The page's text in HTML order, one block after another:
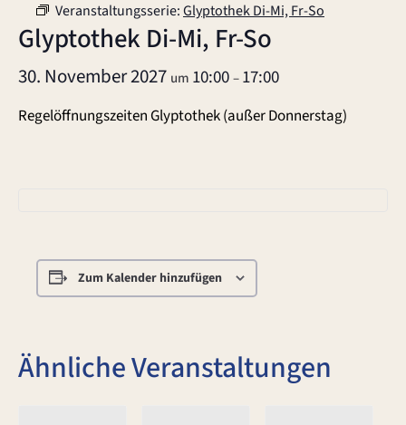
Veranstaltungsserie:Glyptothek Di-Mi, Fr-So
Glyptothek Di-Mi, Fr-So
30. November 2027 um 10:00–17:00
Regelöffnungszeiten Glyptothek (außer Donnerstag)
Zum Kalender hinzufügen
Ähnliche Veranstaltungen